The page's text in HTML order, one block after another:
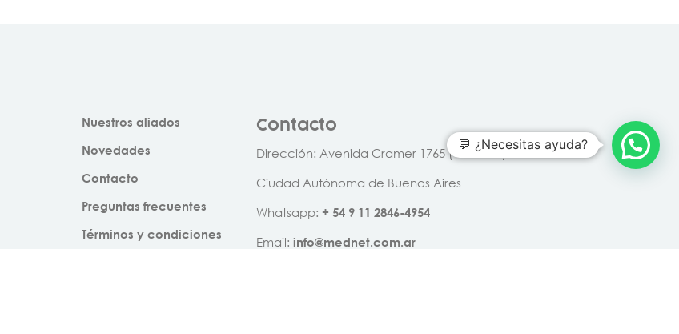
Nuestros aliados
Novedades
Contacto
Preguntas frecuentes
Términos y condiciones
Contacto
Dirección: Avenida Cramer 1765 (CP: 1426)
Ciudad Autónoma de Buenos Aires
Whatsapp: +54 9 11 2846-4954
Email: info@mednet.com.ar
💬 ¿Necesitas ayuda?